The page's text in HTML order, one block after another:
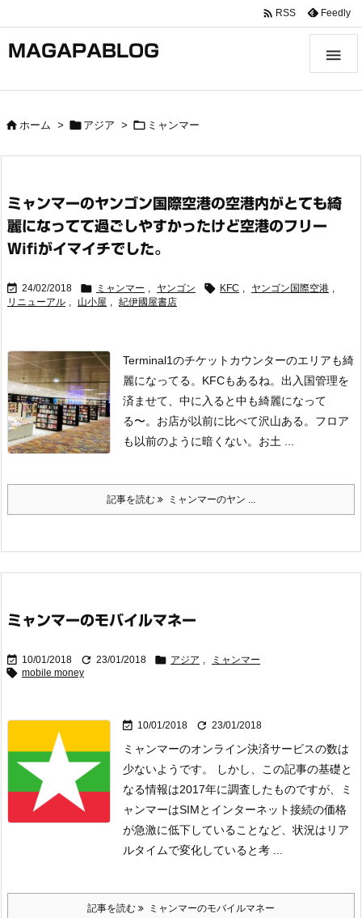
MAGAPABLOG 
 RSS Feedly
ホーム >  アジア >  ミャンマー
ミャンマーのヤンゴン国際空港の空港内がとても綺
麗になってて過ごしやすかったけど空港のフリー
Wifiがイマイチでした。
 24/02/2018  ミャンマー , ヤンゴン  KFC , ヤンゴン国際空港 ,
リニューアル , 山小屋 , 紀伊國屋書店
Terminal1のチケットカウンターのエリアも綺
麗になってる。KFCもあるね。 出入国管理を
済ませて、中に入ると中も綺麗になって
る〜。お店が以前に比べて沢山ある。 フロア
も以前のように暗くない。 お土 ...
記事を読む ミャンマーのヤン ...
ミャンマーのモバイルマネー
 10/01/2018  23/01/2018  アジア , ミャンマー
 mobile money
 10/01/2018  23/01/2018
ミャンマーのオンライン決済サービスの数は
少ないようです。 しかし、この記事の基礎と
なる情報は2017年に調査したものですが、ミ
ャンマーはSIMとインターネット接続の価格
が急激に低下していることなど、状況はリア
ルタイムで変化していると考 ...
記事を読む ミャンマーのモバイルマネー